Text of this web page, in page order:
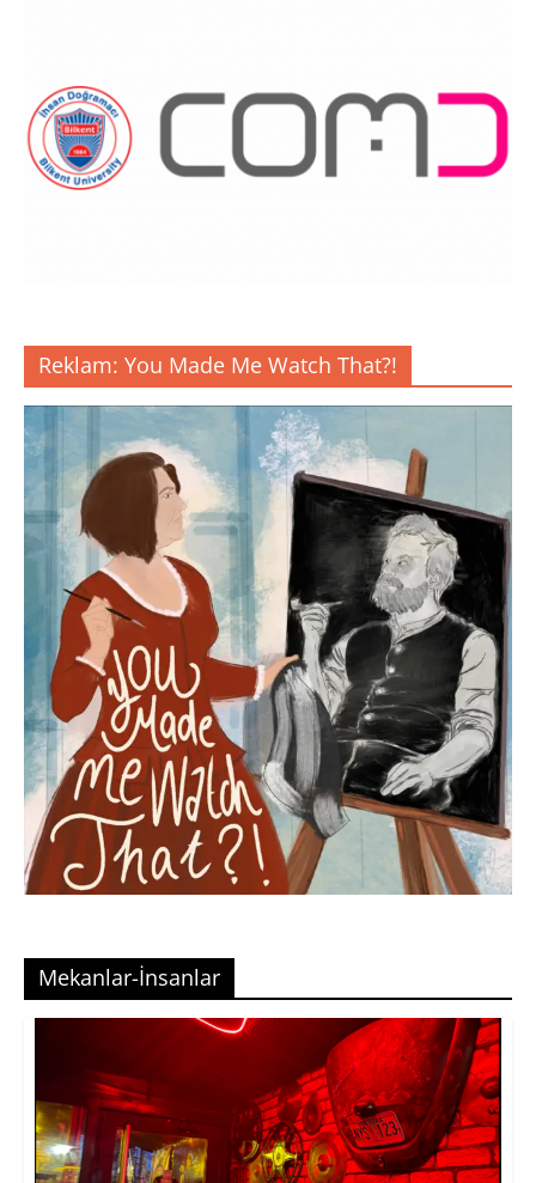
Reklam: You Made Me Watch That?!
Mekanlar-İnsanlar